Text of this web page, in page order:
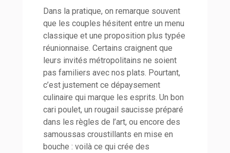
Dans la pratique, on remarque souvent
que les couples hésitent entre un menu
classique et une proposition plus typée
réunionnaise. Certains craignent que
leurs invités métropolitains ne soient
pas familiers avec nos plats. Pourtant,
c’est justement ce dépaysement
culinaire qui marque les esprits. Un bon
cari poulet, un rougail saucisse préparé
dans les règles de l’art, ou encore des
samoussas croustillants en mise en
bouche : voilà ce qui crée des